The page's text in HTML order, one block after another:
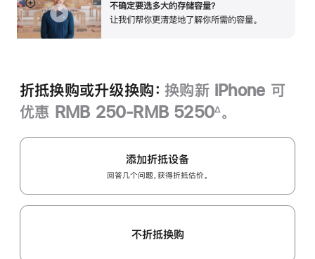
不确定要选多大的存储容量？
让我们帮你更清楚地了解你所需的容‍量‍。
展
开
折抵换购或升级换购： 换购新 iPhone 可
优惠 RMB 250-RMB 5250
注
∆。
添加折抵设备
回答几个问题，获得折抵估价。
不折抵换购